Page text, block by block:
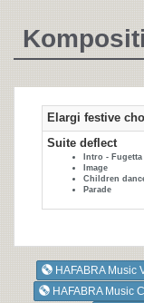
Elargi festive
Suite deflect
Intro - Fugetta
Image
Children
Parade
HAFABRA Music
HAFABRA Music